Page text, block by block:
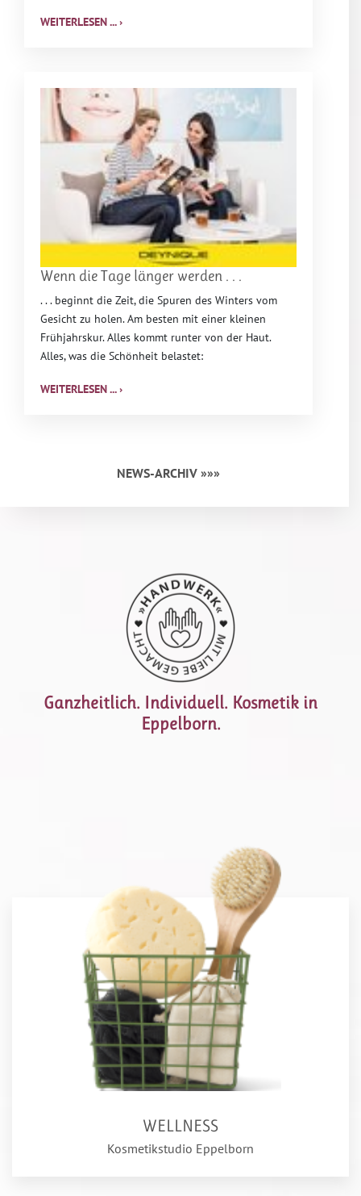
WEITERLESEN ... ›
Wenn die Tage länger werden . . .
. . . beginnt die Zeit, die Spuren des Winters vom
Gesicht zu holen. Am besten mit einer kleinen
Frühjahrskur. Alles kommt runter von der Haut.
Alles, was die Schönheit belastet:
WEITERLESEN ... ›
NEWS-ARCHIV »»»
Ganzheitlich. Individuell. Kosmetik in
Eppelborn.
WELLNESS
Kosmetikstudio Eppelborn